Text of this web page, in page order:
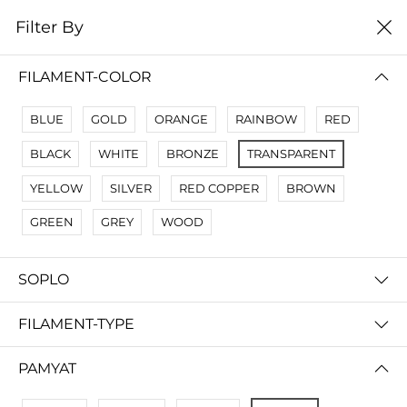
0
No Results
Not Found Filters1
Not Found Filters2
Filter By
FILAMENT-COLOR
BLUE GOLD ORANGE RAINBOW RED
BLACK WHITE BRONZE TRANSPARENT
YELLOW SILVER RED COPPER BROWN
GREEN GREY WOOD
SOPLO
FILAMENT-TYPE
PAMYAT